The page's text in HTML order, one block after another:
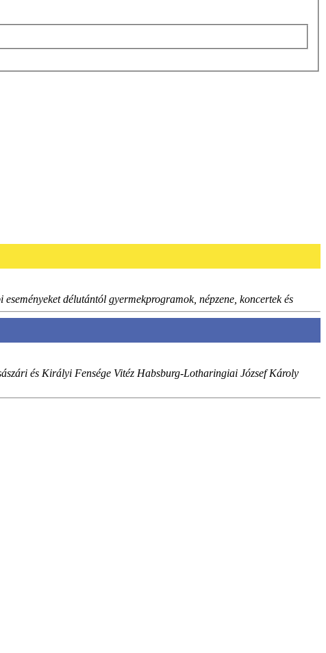
délutántól gyermekprogramok, népzene, koncertek és
és Királyi Fensége Vitéz Habsburg-Lotharingiai József Károly